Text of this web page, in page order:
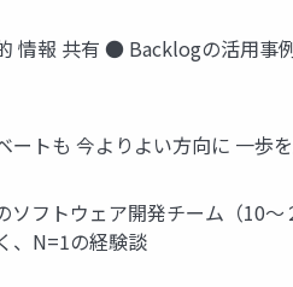
情報 共有 ● Backlogの活用
ートも 今よりよい方向に 一歩
フトウェア開発チーム（10
、N=1の経験談